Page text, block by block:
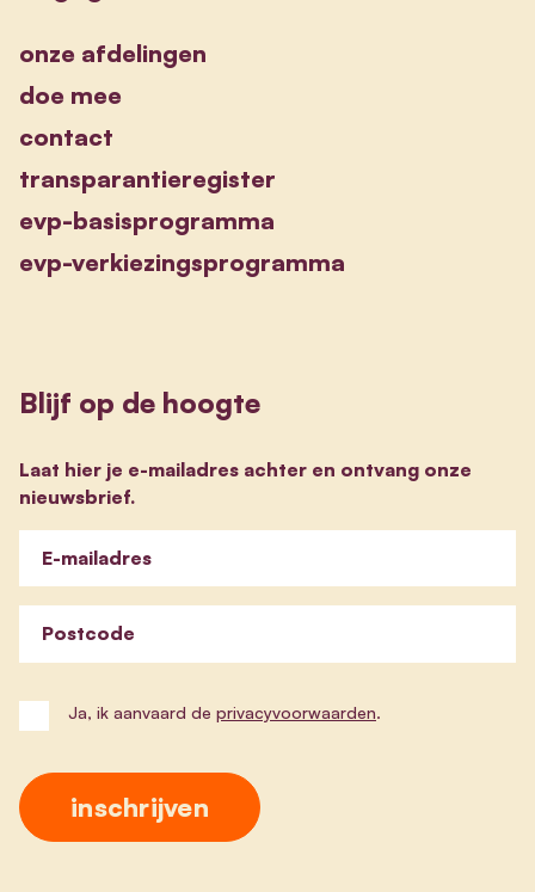
onze afdelingen
doe mee
contact
transparantieregister
evp-basisprogramma
evp-verkiezingsprogramma
Blijf op de hoogte
Laat hier je e-mailadres achter en ontvang onze
nieuwsbrief.
E-mailadres
Postcode
Ja, ik aanvaard de privacyvoorwaarden.